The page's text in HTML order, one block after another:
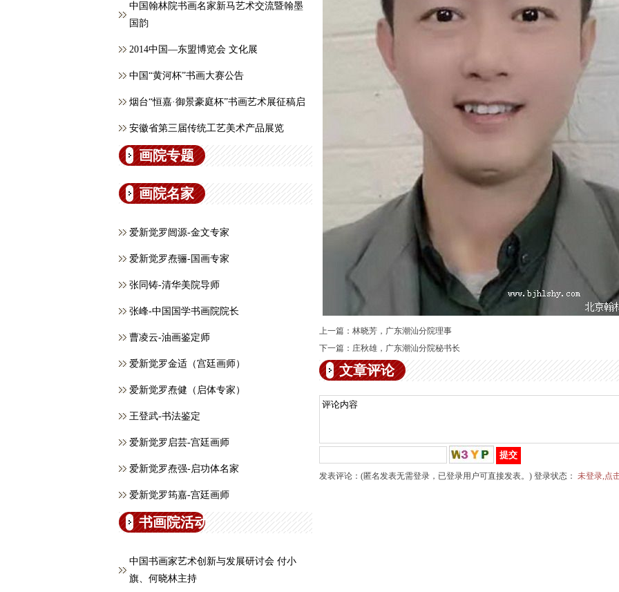
中国翰林院书画名家新马艺术交流暨翰墨
国韵
2014中国—东盟博览会 文化展
中国“黄河杯”书画大赛公告
烟台“恒嘉·御景豪庭杯”书画艺术展征稿启
安徽省第三届传统工艺美术产品展览
画院专题
画院名家
爱新觉罗闿源-金文专家
爱新觉罗焘骊-国画专家
张同铸-清华美院导师
张峰-中国国学书画院院长
曹凌云-油画鉴定师
爱新觉罗金适（宫廷画师）
爱新觉罗焘健（启体专家）
王登武-书法鉴定
爱新觉罗启芸-宫廷画师
爱新觉罗焘强-启功体名家
爱新觉罗筠嘉-宫廷画师
书画院活动
中国书画家艺术创新与发展研讨会 付小
旗、何晓林主持
上一篇： 林晓芳，广东潮汕分院理事
下一篇： 庄秋雄，广东潮汕分院秘书长
文章评论
发表评论：(匿名发表无需登录，已登录用户可直接发表。) 登录状态： 未登录,点